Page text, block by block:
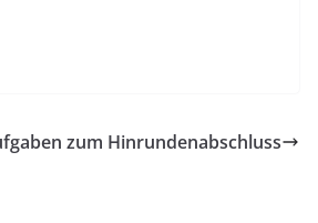
zum Hinrundenabschluss